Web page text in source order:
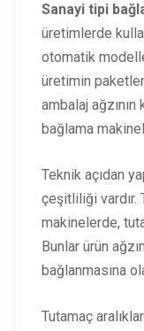
Sanayi tipi
üretimlerde
otomatik
üretimin
ambalaj
bağlama
Teknik açıdan
çeşitliliği vardır.
makinelerde,
Bunlar ürün
bağlanmasına
Tutamaç